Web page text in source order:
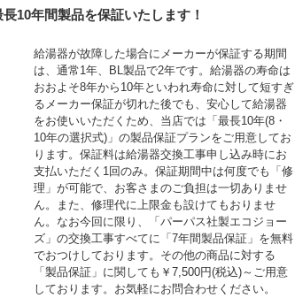
10年間製品を保証いたします！
給湯器が故障した場合にメーカーが保証する期間
は、通常1年、BL製品で2年です。給湯器の寿命は
おおよそ8年から10年といわれ寿命に対して短すぎ
るメーカー保証が切れた後でも、安心して給湯器
をお使いいただくため、当店では「最長10年(8・
10年の選択式)」の製品保証プランをご用意してお
ります。保証料は給湯器交換工事申し込み時にお
支払いただく1回のみ。保証期間中は何度でも「修
理」が可能で、お客さまのご負担は一切ありませ
ん。また、修理代に上限金も設けてもおりませ
ん。なお今回に限り、「パーパス社製エコジョー
ズ」の交換工事すべてに「7年間製品保証」を無料
でおつけしております。その他の商品に対する
「製品保証」に関しても￥7,500円(税込)～ご用意
しております。お気軽にお問合わせください。